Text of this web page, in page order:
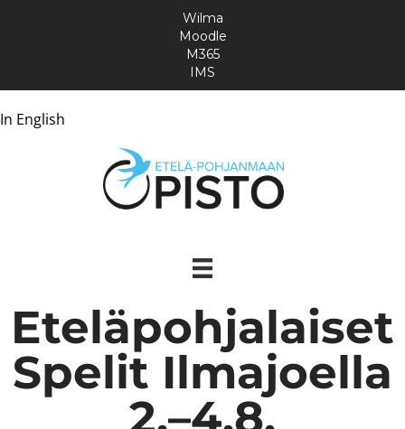
In English
Wilma
Moodle
M365
IMS
Eteläpohjalaiset
Spelit Ilmajoella
2.–4.8.